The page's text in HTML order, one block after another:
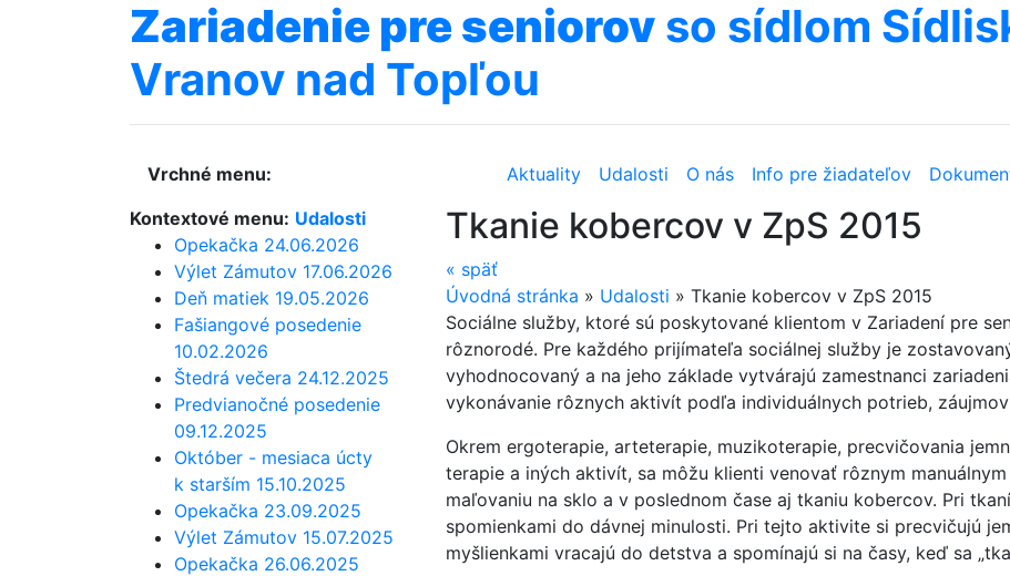
Zariadenie preseniorov so sídlom
Vranov nad Topľou
Vrchné menu: Aktuality Udalosti O nás Info pre žiadateľov
Kontextové menu: Udalosti
Opekačka 24.06.2026
Výlet Zámutov 17.06.2026
Deň matiek 19.05.2026
Fašiangové posedenie
10.02.2026
Štedrá večera 24.12.2025
Predvianočné posedenie
09.12.2025
Október - mesiaca úcty
k starším 15.10.2025
Opekačka 23.09.2025
Výlet Zámutov 15.07.2025
Opekačka 26.06.2025
Tkanie kobercov v ZpS 2015
« späť
Úvodná stránka » Udalosti » Tkanie kobercov v ZpS 2015
Sociálne služby, ktoré sú poskytované klientom v Zariadení pre
rôznorodé. Pre každého prijímateľa sociálnej služby je
vyhodnocovaný a na jeho základe vytvárajú zamestnanci
vykonávanie rôznych aktivít podľa individuálnych potrieb,
Okrem ergoterapie, arteterapie, muzikoterapie, precvičovania
terapie a iných aktivít, sa môžu klienti venovať rôznym
maľovaniu na sklo a v poslednom čase aj tkaniu kobercov. Pri
spomienkami do dávnej minulosti. Pri tejto aktivite si precvičujú
myšlienkami vracajú do detstva a spomínajú si na časy, keď sa